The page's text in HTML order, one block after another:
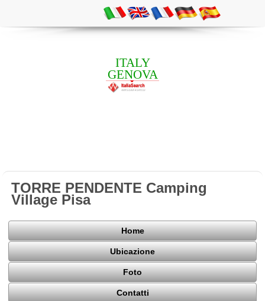
ITALY
GENOVA
TORRE PENDENTE Camping
Village Pisa
Home
Ubicazione
Foto
Contatti